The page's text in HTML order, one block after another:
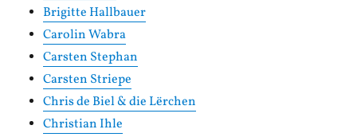
Brigitte Hallbauer
Carolin Wabra
Carsten Stephan
Carsten Striepe
Chris de Biel & die Lërchen
Christian Ihle